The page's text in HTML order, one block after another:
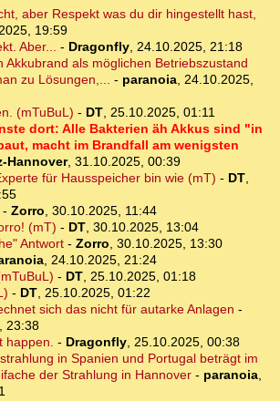
aber Respekt was du dir hingestellt hast,
19:59
Aber... - Dragonfly, 24.10.2025, 21:18
Akkubrand als möglichen Betriebszustand
zu Lösungen,... - paranoia, 24.10.2025,
(mTuBuL) - DT, 25.10.2025, 01:11
dort: Alle Bakterien äh Akkus sind "in
macht im Brandfall am wenigsten
Hannover, 31.10.2025, 00:39
für Hausspeicher bin wie (mT) - DT,
Zorro, 30.10.2025, 11:44
(mT) - DT, 30.10.2025, 13:04
Antwort- Zorro, 30.10.2025, 13:30
, 24.10.2025, 21:24
- DT, 25.10.2025, 01:18
- DT, 25.10.2025, 01:22
sich das nicht für autarke Anlagen -
23:38
happen. - Dragonfly, 25.10.2025, 00:38
in Spanien und Portugal beträgt im
der Strahlung in Hannover - paranoia,